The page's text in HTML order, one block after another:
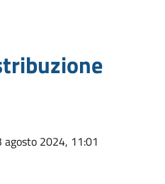
agosto 2024, 11:01